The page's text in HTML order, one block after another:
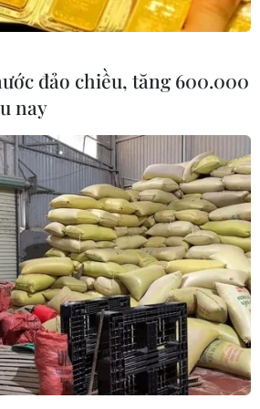
Bà: Bảo toàn phần tháp
tường nhà
vừa được cập nhật, lực lượng
ứng cứu để giữ nguyên được
và phần tường phía bên ngoài
đảo chiều, tăng 600.000
nay